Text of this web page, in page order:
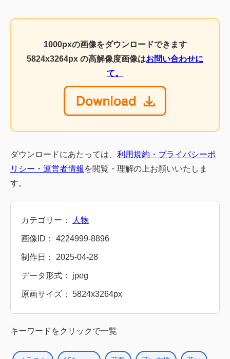
1000pxの画像をダウンロードできます
5824x3264px の高解像度画像はお問い合わせに
て。
ダウンロードにあたっては、 利用規約・プライバシーポ
リシー・運営者情報 を閲覧・理解の上お願いいたしま
す。
カテゴリー： 人物
画像ID： 4224999-8896
制作日： 2025-04-28
データ形式： jpeg
原画サイズ： 5824x3264px
キーワードをクリックで一覧